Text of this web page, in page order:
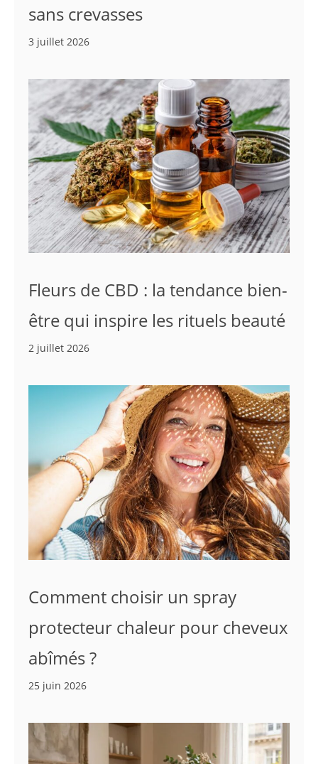
sans crevasses
3 juillet 2026
Fleurs de CBD : la tendance bien-
être qui inspire les rituels beauté
2 juillet 2026
Comment choisir un spray
protecteur chaleur pour cheveux
abîmés ?
25 juin 2026